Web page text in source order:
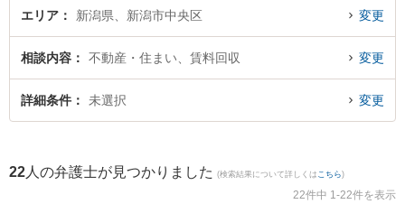
支店の牧野 絵里華弁護士やグラディアトル法律事務所 新潟オフィスの清水 祐
た賃料回収のトラブルを今すぐに弁護士に相談したい』『賃料回収のトラブル
解決の実績豊富な近くの弁護士を検索したい』『初回相談無料で賃料回収を法
律相談できる新潟市中央区内の弁護士に相談予約したい』などでお困りの相談
エリア 新潟県、新潟市中央区 変更
相談内容 不動産・住まい、賃料回収 変更
詳細条件 未選択 変更
22 人の弁護士が見つかりました (検索結果について詳しくは こちら)
22件中 1-22件を表示